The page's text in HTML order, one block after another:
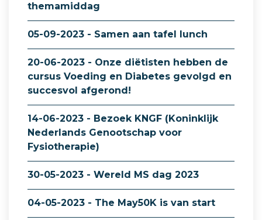
themamiddag
05-09-2023 - Samen aan tafel lunch
20-06-2023 - Onze diëtisten hebben de
cursus Voeding en Diabetes gevolgd en
succesvol afgerond!
14-06-2023 - Bezoek KNGF (Koninklijk
Nederlands Genootschap voor
Fysiotherapie)
30-05-2023 - Wereld MS dag 2023
04-05-2023 - The May50K is van start